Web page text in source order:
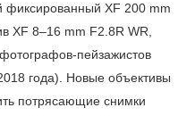
фиксированный XF 200 mm
XF 8–16 mm F2.8R WR,
пейзажистов
года). Новые объективы
потрясающие снимки